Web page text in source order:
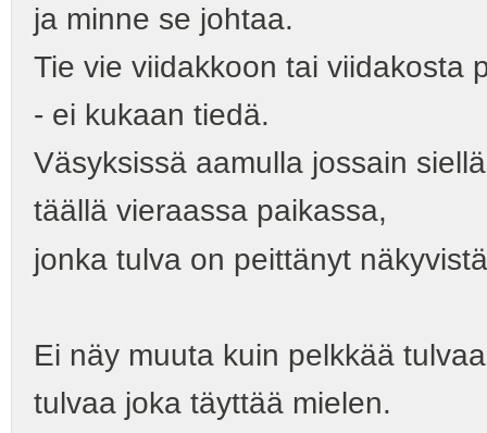
ja minne se johtaa.
Tie vie viidakkoon tai viidakosta
- ei kukaan tiedä.
Väsyksissä aamulla jossain
täällä vieraassa paikassa,
jonka tulva on peittänyt
Ei näy muuta kuin pelkkää
tulvaa joka täyttää mielen.